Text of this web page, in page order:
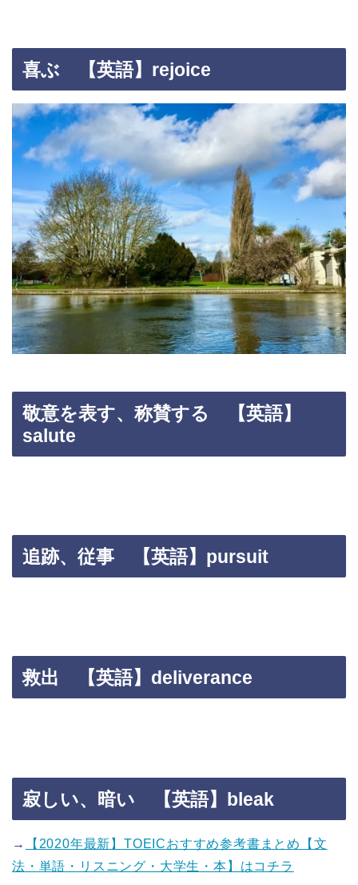
喜ぶ 【英語】rejoice
敬意を表す、称賛する 【英語】
salute
追跡、従事 【英語】pursuit
救出 【英語】deliverance
寂しい、暗い 【英語】bleak
→
【2020年最新】TOEICおすすめ参考書まとめ【文
法・単語・リスニング・大学生・本】はコチラ